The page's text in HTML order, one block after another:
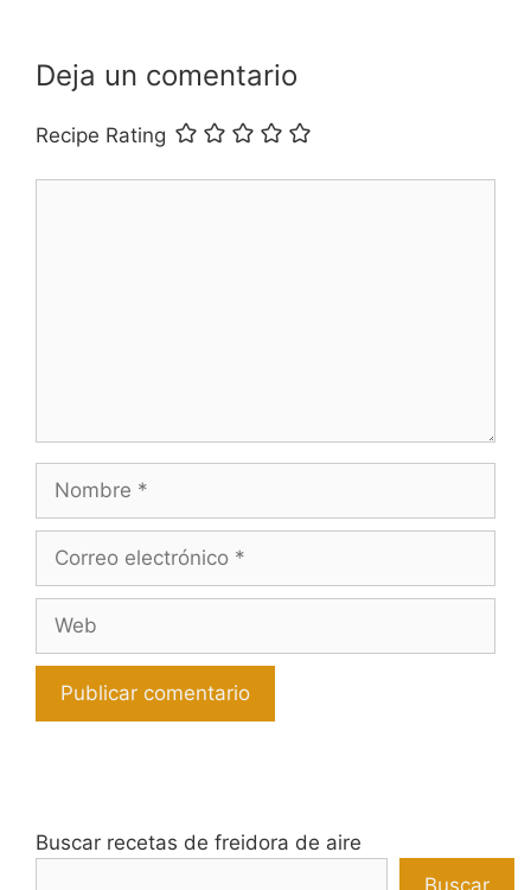
Deja un comentario
Recipe Rating
Nombre
Correo
Web
Buscar recetas de freidora de aire